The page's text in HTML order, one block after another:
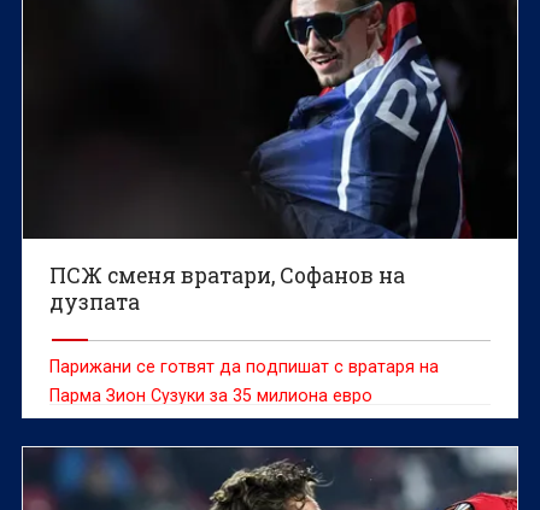
ПСЖ сменя вратари, Софанов на
дузпата
Парижани се готвят да подпишат с вратаря на
Парма Зион Сузуки за 35 милиона евро